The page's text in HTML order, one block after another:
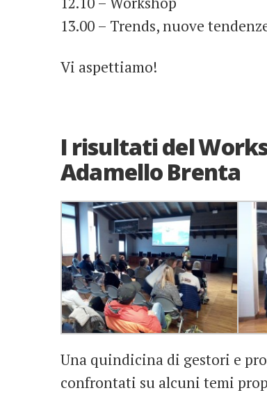
13.00 – Trends, nuove
Vi aspettiamo!
I risultati del
Adamello Brenta
Una quindicina di gestori e
confrontati su alcuni temi